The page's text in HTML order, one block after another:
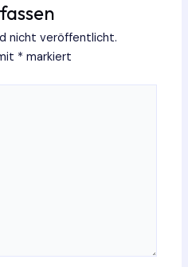
nicht veröffentlicht.
* markiert